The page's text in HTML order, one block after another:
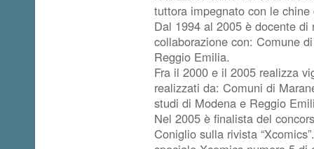
tuttora impegnato con le
Dal 1994 al 2005 è docente
collaborazione con: Comune
Reggio Emilia.
Fra il 2000 e il 2005 realizza
realizzati da: Comuni di
studi di Modena e Reggio
Nel 2005 è finalista del
Coniglio sulla rivista